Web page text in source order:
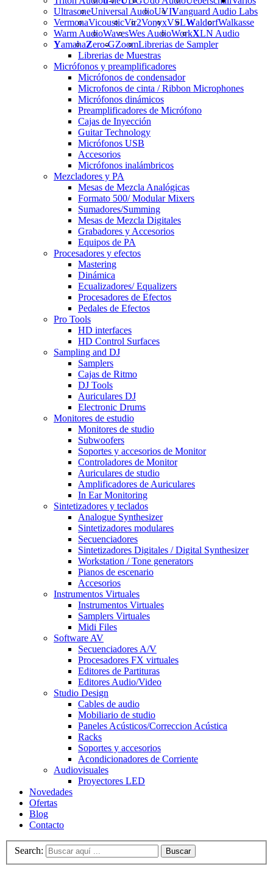
UltrasoneUniversal AudioUVIVanguard Audio Labs
VermonaVicousticVir2VonyxVSLWaldorfWalkasse
Warm AudioWavesWes AudioWorkXLN Audio
YamahaZero-GZoomLibrerias de Sampler
Librerias de Muestras
Micrófonos y preamplificadores
Micrófonos de condensador
Microfonos de cinta / Ribbon Microphones
Micrófonos dinámicos
Preamplificadores de Micrófono
Cajas de Inyección
Guitar Technology
Micrófonos USB
Accesorios
Micrófonos inalámbricos
Mezcladores y PA
Mesas de Mezcla Analógicas
Formato 500/ Modular Mixers
Sumadores/Summing
Mesas de Mezcla Digitales
Grabadores y Accesorios
Equipos de PA
Procesadores y efectos
Mastering
Dinámica
Ecualizadores/ Equalizers
Procesadores de Efectos
Pedales de Efectos
Pro Tools
HD interfaces
HD Control Surfaces
Sampling and DJ
Samplers
Cajas de Ritmo
DJ Tools
Auriculares DJ
Electronic Drums
Monitores de estudio
Monitores de studio
Subwoofers
Soportes y accesorios de Monitor
Controladores de Monitor
Auriculares de studio
Amplificadores de Auriculares
In Ear Monitoring
Sintetizadores y teclados
Analogue Synthesizer
Sintetizadores modulares
Secuenciadores
Sintetizadores Digitales / Digital Synthesizer
Workstation / Tone generators
Pianos de escenario
Accesorios
Instrumentos Virtuales
Instrumentos Virtuales
Samplers Virtuales
Midi Files
Software AV
Secuenciadores A/V
Procesadores FX virtuales
Editores de Partituras
Editores Audio/Video
Studio Design
Cables de audio
Mobiliario de studio
Paneles Acústicos/Correccion Acústica
Racks
Soportes y accesorios
Acondicionadores de Corriente
Audiovisuales
Proyectores LED
Novedades
Ofertas
Blog
Contacto
Search: Buscar